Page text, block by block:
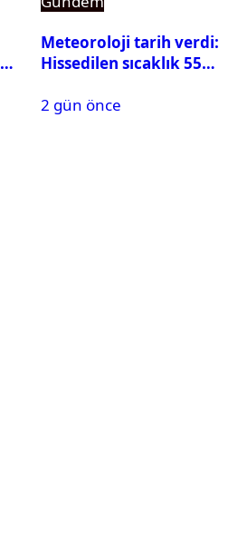
Meteoroloji tarih verdi:
Hissedilen sıcaklık 55
2 gün önce